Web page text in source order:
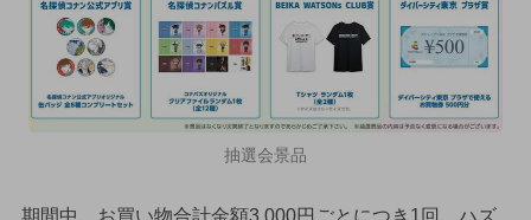
抽選会景品
期間中、お買い物合計金額3,000円ごとにつき1回、ハズ